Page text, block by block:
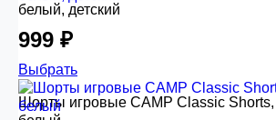
белый, детский
999 ₽
Выбрать
Шорты игровые CAMP Classic